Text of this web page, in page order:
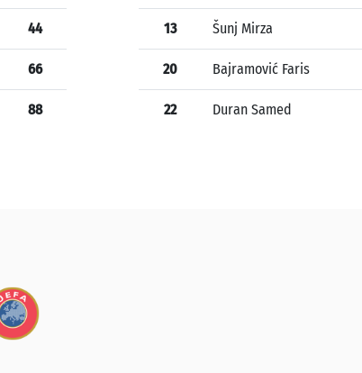
44
66
88
13 Šunj Mirza
20 Bajramović Faris
22 Duran Samed